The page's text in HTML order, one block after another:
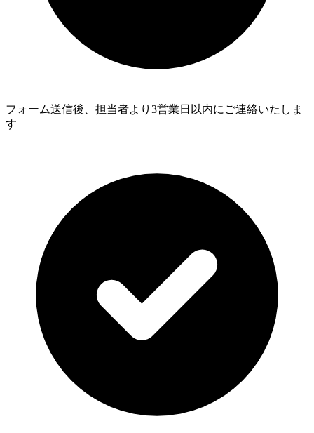
フォーム送信後、担当者より3営業日以内にご連絡いたしま
す